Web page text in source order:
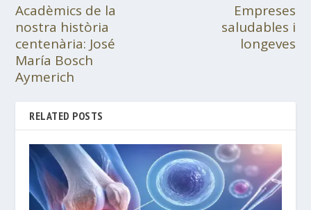
Acadèmics de la
nostra història
centenària: José
María Bosch
Aymerich
Empreses
saludables i
longeves
RELATED POSTS